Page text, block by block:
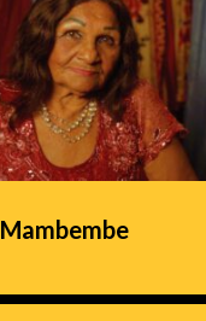
Mambembe